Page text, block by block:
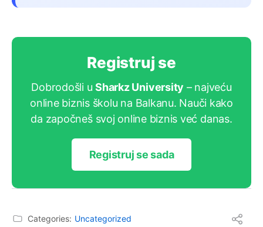
Registruj se
Dobrodošli uSharkz University – najveću
online biznis školu na Balkanu. Nauči kako
da započneš svoj online biznis već danas.
Registruj se sada
Categories: Uncategorized